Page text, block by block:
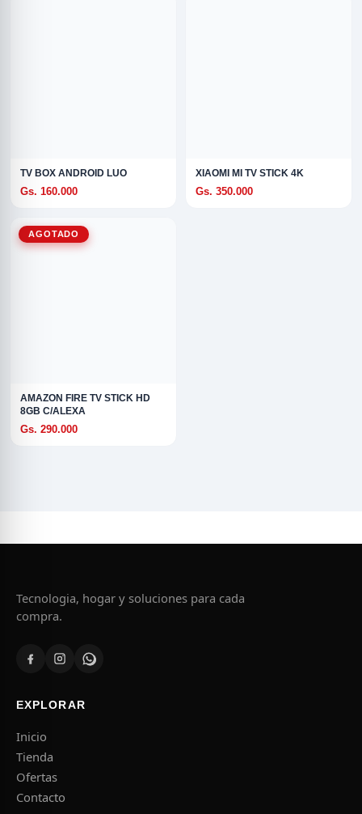
TV BOX ANDROID LUO
Gs. 160.000
XIAOMI MI TV STICK 4K
Gs. 350.000
AGOTADO
AMAZON FIRE TV STICK HD
8GB C/ALEXA
Gs. 290.000
Tecnologia, hogar y soluciones para cada
compra.
EXPLORAR
Inicio
Tienda
Ofertas
Contacto